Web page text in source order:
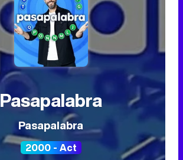
Pasapalabra
Pasapalabra
2000 - Act